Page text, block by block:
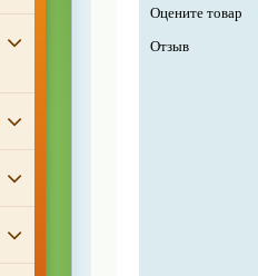
Оцените товар
Отзыв